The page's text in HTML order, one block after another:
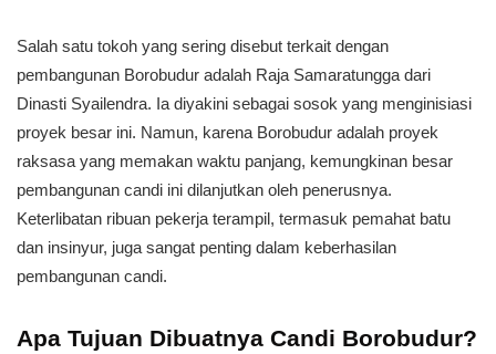
Salah satu tokoh yang sering disebut terkait dengan
pembangunan Borobudur adalah Raja Samaratungga dari
Dinasti Syailendra. Ia diyakini sebagai sosok yang menginisiasi
proyek besar ini. Namun, karena Borobudur adalah proyek
raksasa yang memakan waktu panjang, kemungkinan besar
pembangunan candi ini dilanjutkan oleh penerusnya.
Keterlibatan ribuan pekerja terampil, termasuk pemahat batu
dan insinyur, juga sangat penting dalam keberhasilan
pembangunan candi.
Apa Tujuan Dibuatnya Candi Borobudur?